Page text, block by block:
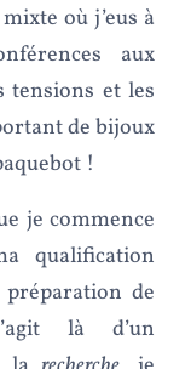
où j’eus à
aux
tensions et les
de bijoux
!
je commence
qualification
de
là d’un